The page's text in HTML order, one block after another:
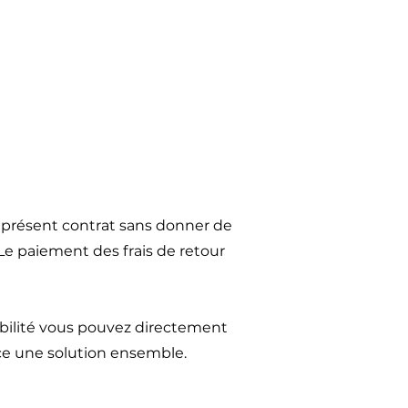
contrat sans donner de
paiement des frais de retour
vous pouvez directement
une solution ensemble.